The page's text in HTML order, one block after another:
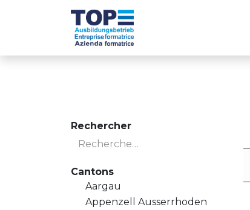
Les entreprises TOP
Rechercher
Cantons
Aargau
Appenzell Ausserrhoden